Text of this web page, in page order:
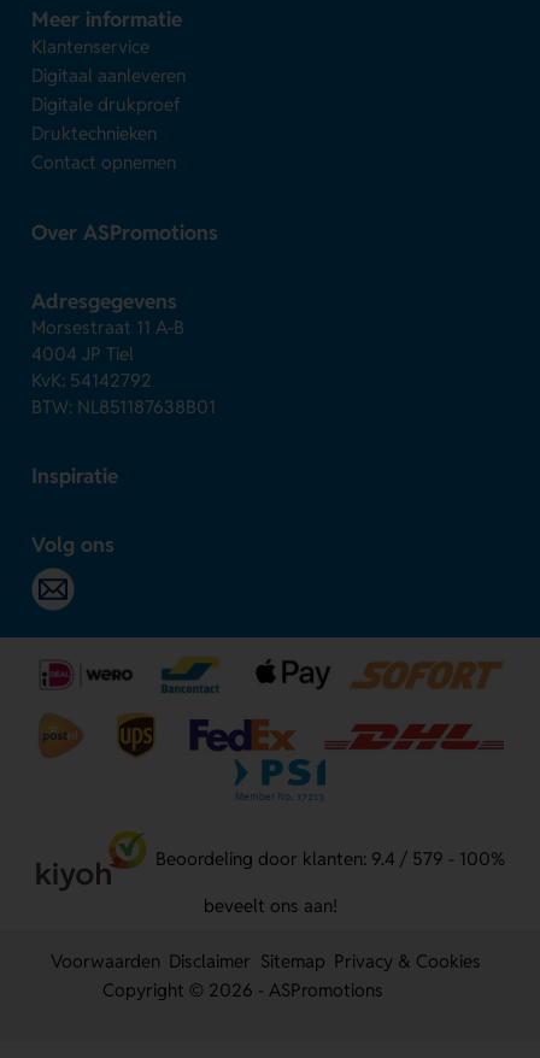
Meer informatie
Klantenservice
Digitaal aanleveren
Digitale drukproef
Druktechnieken
Contact opnemen
Over ASPromotions
Adresgegevens
Morsestraat 11 A-B
4004 JP Tiel
KvK: 54142792
BTW: NL851187638B01
Inspiratie
Volg ons
Beoordeling door klanten: 9.4 / 579 - 100%
beveelt ons aan!
Voorwaarden Disclaimer Sitemap Privacy & Cookies
Copyright © 2026 - ASPromotions